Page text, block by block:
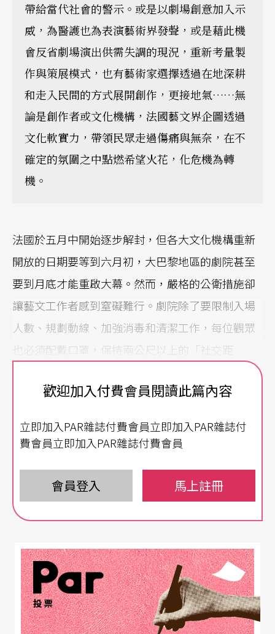
帶給當代社會的警示。或是以劇場創意加入示
威，為醫護也為表演藝術界發聲，或是藉此機
會反省劇場演出供需失調的現況，重新考量製
作與策展模式，也有藝術家選擇透過在地深耕
和走入民間的方式展開創作，更接地氣……無
論是創作者或文化機構，法國藝文界企圖透過
文化軟實力，帶領民眾走過傷痛與無奈，在不
確定的氛圍之中點燃希望火花，化危機為轉
機。
法國於五月中開始逐步解封，但各大文化機構重新
開放的日期要等到六月初，大巴黎地區的劇院甚至
要到月底才能重啟大幕。然而，嚴格的公衛措施卻
讓藝文工作者感到窒礙難行。劇院除了要限制入場
人數、規劃動線、加強消毒和清潔工作，每位觀眾
也必須配戴口罩，保持兩公尺以上的「社交距
策，協調公衛安全與群聚活動之間的衝突，反而將
九╱二○年的表演季即將進入尾聲，大部分劇院乾
策，劇場從業人員決定發揮創意，用實際行動與集
思廣益挽救一蹶不振的困境。
自三月疫情爆發以來，馬克宏總統宣布法國進入
「防疫之戰」。然而，政府長年來忽視改善醫療體
系，造成設備不足、人員短缺、醫藥資源外移等種
歡迎加入付費會員閱讀此篇內容
立即加入PAR雜誌付費會員立即加入PAR雜誌付
費會員立即加入PAR雜誌付費會員
會員登入 馬上註冊
投票